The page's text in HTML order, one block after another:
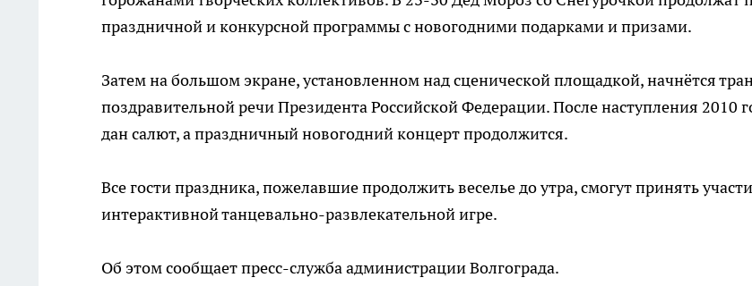
праздничной и конкурсной программы с новогодними подарками и призами.
Затем на большом экране, установленном над сценической площадкой, начнётся
поздравительной речи Президента Российской Федерации. После наступления 2010
дан салют, а праздничный новогодний концерт продолжится.
Все гости праздника, пожелавшие продолжить веселье до утра, смогут принять
интерактивной танцевально-развлекательной игре.
Об этом сообщает пресс-служба администрации Волгограда.